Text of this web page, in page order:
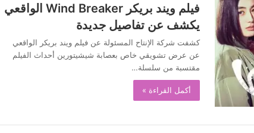
فيلم ويند بريكر Wind Breaker الواقعي
يكشف عن تفاصيل جديدة
كشفت شركة الإنتاح المسئولة عن فيلم ويند بريكر الواقعي
عن عرض تشويقي خاص بعصابة شيشيتورين أحداث الفيلم
مقتسبة من سلسلة…
أكمل القراءة »